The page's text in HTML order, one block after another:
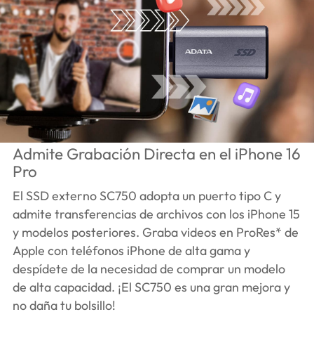
Admite Grabación Directa en el iPhone 16
Pro
El SSD externo SC750 adopta un puerto tipo C y
admite transferencias de archivos con los iPhone 15
y modelos posteriores. Graba videos en ProRes* de
Apple con teléfonos iPhone de alta gama y
despídete de la necesidad de comprar un modelo
de alta capacidad. ¡El SC750 es una gran mejora y
no daña tu bolsillo!